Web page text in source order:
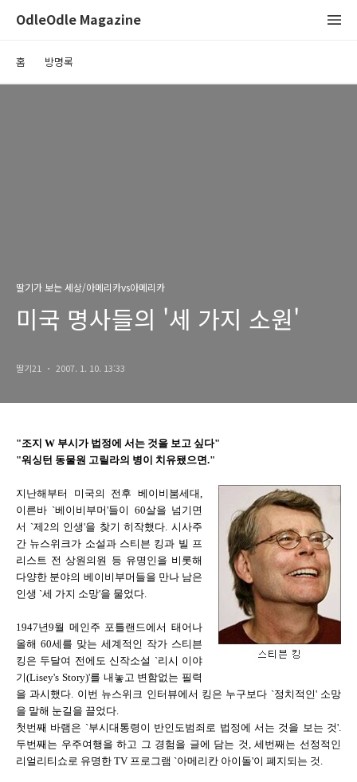
OdleOdle Magazine
홈 방명록
딸기가 보는 세상/아메리카vs아메리카
미국 명사들의 '세 가지 소원'
딸기21 2007. 1. 10. 13:33
"조지 W 부시가 법정에 서는 것을 보고 싶다"
"워싱턴 동물원 고릴라의 병이 치유됐으면."
지난해부터 미국의 전후 베이비붐세대,
이른바 `베이비부머'들이 60살을 넘기면
서 `제2의 인생'을 찾기 히작했다. 시사주
간 뉴스위크가 소설과 스티븐 킹과 빌 프
리스트 전 상원의원 등 유명인을 비롯해
다양한 분야의 베이비부머들을 만나 남은
인생 `세 가지 소망'을 물었다.
1947년9월 메인주 포틀랜드에서 태어나
올해 60세를 맞는 세계적인 작가 스티븐
킹은 두달여 전에도 신작소설 `리시 이야
기(Lisey's Story)'를 내놓고 변함없는 필력
을 과시했다. 이번 뉴스위크 인터뷰에서 킹은 누구보다 `정치적인' 소망
을 말해 눈길을 끌었다.
첫번째 바램은 `부시대통령이 반인도범죄로 법정에 서는 것을 보는 것'.
두번째는 우주여행을 하고 그 경험을 글에 담는 것, 세번째는 선정적인
리얼리티쇼로 유명한 TV 프로그램 `아메리칸 아이돌'이 폐지되는 것.